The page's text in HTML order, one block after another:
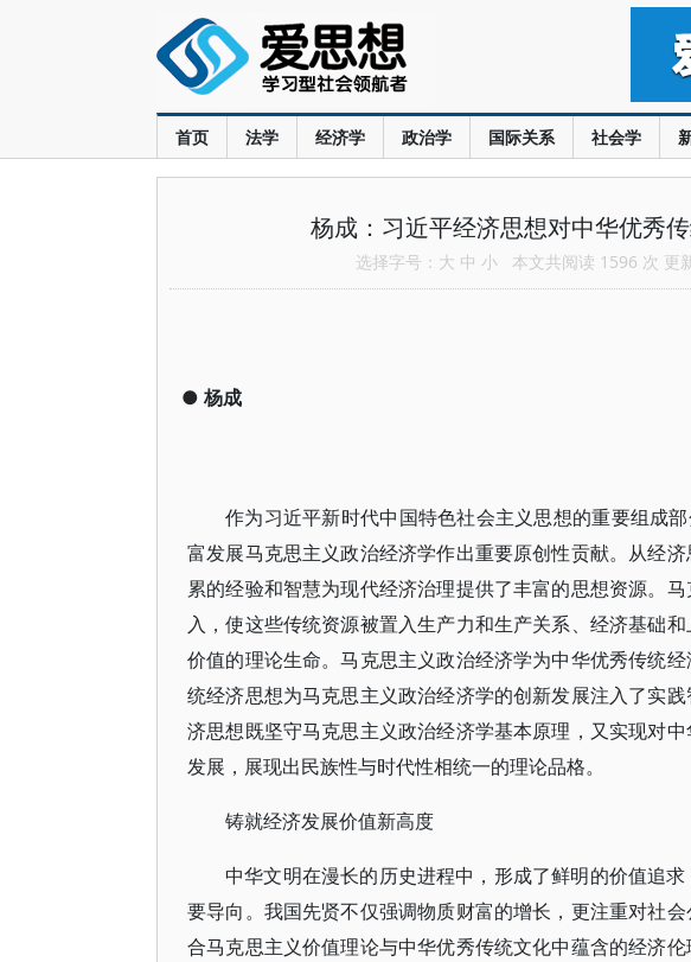
首页 法学 经济学 政治学 国际关系 社会学
杨成：习近平经济思想对中华优秀
选择字号： 大 中 小 本文共阅读 1596 次 更
● 杨成
作为习近平新时代中国特色社会主义思想的重要组成
富发展马克思主义政治经济学作出重要原创性贡献。从经
累的经验和智慧为现代经济治理提供了丰富的思想资源。
入，使这些传统资源被置入生产力和生产关系、经济基础
价值的理论生命。马克思主义政治经济学为中华优秀传统
统经济思想为马克思主义政治经济学的创新发展注入了实
济思想既坚守马克思主义政治经济学基本原理，又实现对
发展，展现出民族性与时代性相统一的理论品格。
铸就经济发展价值新高度
中华文明在漫长的历史进程中，形成了鲜明的价值追
要导向。我国先贤不仅强调物质财富的增长，更注重对社
合马克思主义价值理论与中华优秀传统文化中蕴含的经济